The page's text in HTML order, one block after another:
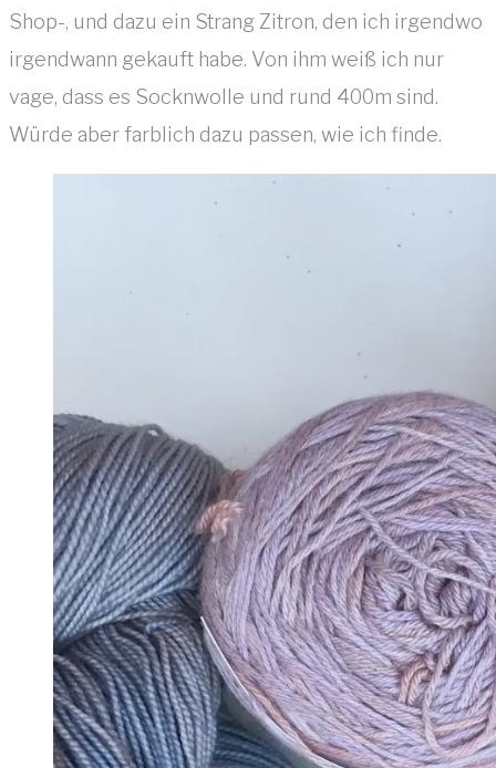
Shop-, und dazu ein Strang Zitron, den ich irgendwo
irgendwann gekauft habe. Von ihm weiß ich nur
vage, dass es Socknwolle und rund 400m sind.
Würde aber farblich dazu passen, wie ich finde.